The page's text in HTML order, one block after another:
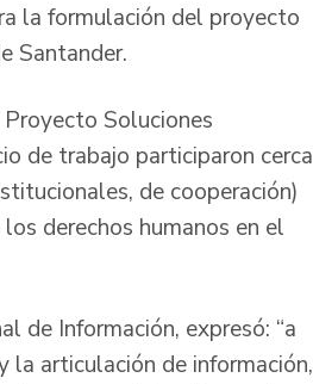
la formulación del proyecto
Santander.
Soluciones
de trabajo participaron cerca
de cooperación)
derechos humanos en el
de Información, expresó: “a
la articulación de información,